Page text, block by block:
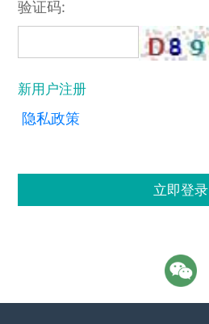
验证码:
新用户注册
隐私政策
立即登录